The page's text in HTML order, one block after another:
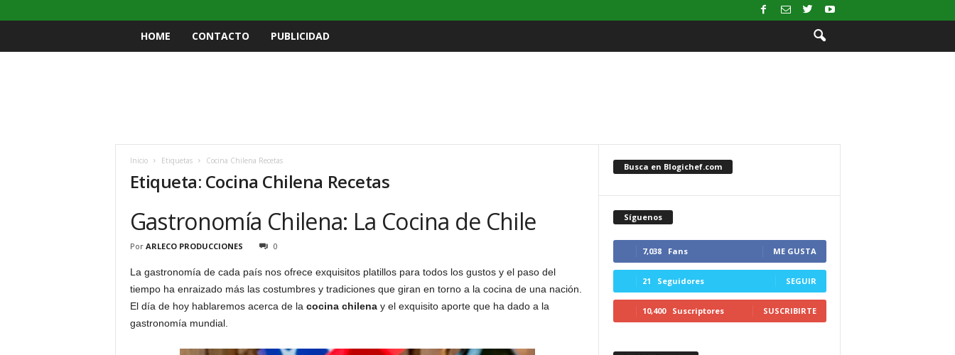
HOME CONTACTO PUBLICIDAD
Inicio Etiquetas Cocina Chilena Recetas
Etiqueta: Cocina Chilena Recetas
Gastronomía Chilena: La Cocina de Chile
Por ARLECO PRODUCCIONES 0
La gastronomía de cada país nos ofrece exquisitos platillos para todos los gustos y el paso del
tiempo ha enraizado más las costumbres y tradiciones que giran en torno a la cocina de una nación.
El día de hoy hablaremos acerca de la cocina chilenay el exquisito aporte que ha dado a la
gastronomía mundial.
Busca en Blogichef.com
Síguenos
7,038 Fans ME GUSTA
21 Seguidores SEGUIR
10,400 Suscriptores SUSCRIBIRTE